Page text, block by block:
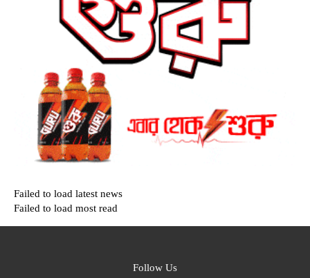
Failed to load latest news
Failed to load most read
Follow Us